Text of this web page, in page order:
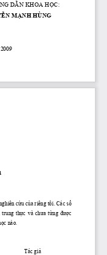
NG DẪN KHOA HỌC:
ỄN MẠNH HÙNG
cứu của riêng tôi. Các số
trung  thực  và  chưa  từng được
ọc nào.
Tác giả